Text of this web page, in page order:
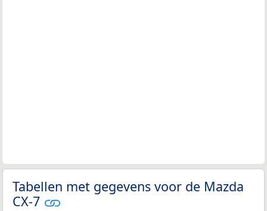
Tabellen met gegevens voor de Mazda
CX-7